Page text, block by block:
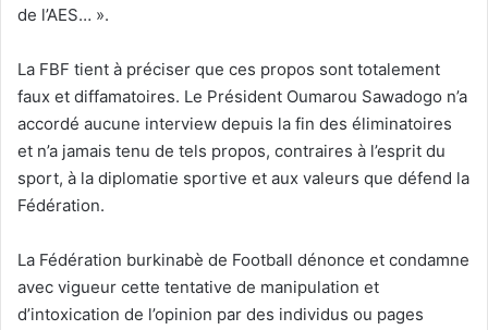
de l’AES… ».
La FBF tient à préciser que ces propos sont totalement
faux et diffamatoires. Le Président Oumarou Sawadogo n’a
accordé aucune interview depuis la fin des éliminatoires
et n’a jamais tenu de tels propos, contraires à l’esprit du
sport, à la diplomatie sportive et aux valeurs que défend la
Fédération.
La Fédération burkinabè de Football dénonce et condamne
avec vigueur cette tentative de manipulation et
d’intoxication de l’opinion par des individus ou pages